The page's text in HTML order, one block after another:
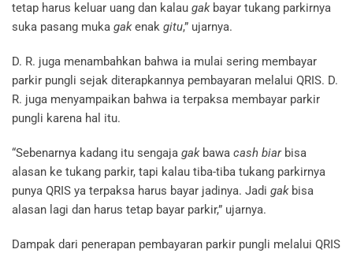
tetap harus keluar uang dan kalau gakbayar tukang parkirnya
suka pasang muka gakenak gitu,” ujarnya.
D. R. juga menambahkan bahwa ia mulai sering membayar
parkir pungli sejak diterapkannya pembayaran melalui QRIS. D.
R. juga menyampaikan bahwa ia terpaksa membayar parkir
pungli karena hal itu.
“Sebenarnya kadang itu sengaja gakbawa cash biar bisa
alasan ke tukang parkir, tapi kalau tiba-tiba tukang parkirnya
punya QRIS ya terpaksa harus bayar jadinya. Jadi gakbisa
alasan lagi dan harus tetap bayar parkir,” ujarnya.
Dampak dari penerapan pembayaran parkir pungli melalui QRIS